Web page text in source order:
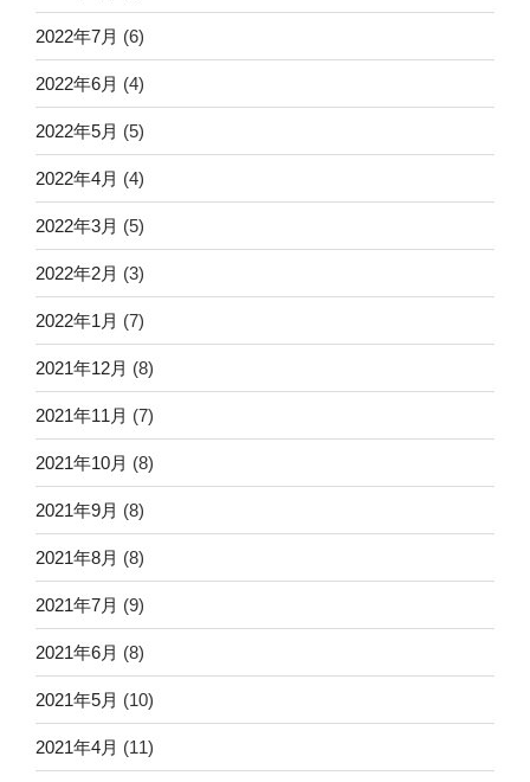
2022年7月 (6)
2022年6月 (4)
2022年5月 (5)
2022年4月 (4)
2022年3月 (5)
2022年2月 (3)
2022年1月 (7)
2021年12月 (8)
2021年11月 (7)
2021年10月 (8)
2021年9月 (8)
2021年8月 (8)
2021年7月 (9)
2021年6月 (8)
2021年5月 (10)
2021年4月 (11)